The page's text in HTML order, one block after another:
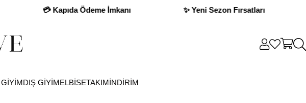
✨ Yeni Sezon Fırsatları 💳 Kapıda Ödeme İmkanı
DIŞ GİYİMELBİSETAKIMİNDİRİM